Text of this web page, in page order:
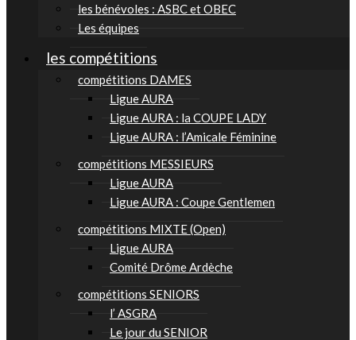
les bénévoles : ASBC et OBEC
Les équipes
les compétitions
compétitions DAMES
Ligue AURA
Ligue AURA : la COUPE LADY
Ligue AURA : l’Amicale Féminine
compétitions MESSIEURS
Ligue AURA
Ligue AURA : Coupe Gentlemen
compétitions MIXTE (Open)
Ligue AURA
Comité Drôme Ardèche
compétitions SENIORS
l’ ASGRA
Le jour du SENIOR